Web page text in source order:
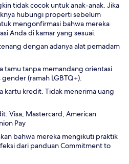
tidak cocok untuk anak-anak. Jika
hubungi properti sebelum
mengonfirmasi bahwa mereka
Anda di kamar yang sesuai.
dengan adanya alat pemadam
tamu tanpa memandang orientasi
(ramah LGBTQ+).
kartu kredit. Tidak menerima uang
Visa, Mastercard, American
Pay
bahwa mereka mengikuti praktik
dari panduan Commitment to